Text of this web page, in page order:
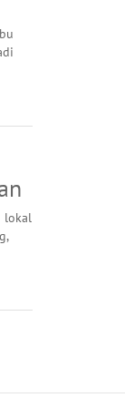
lokal